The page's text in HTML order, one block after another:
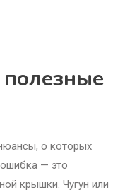
о которых
— это
крышки. Чугун или